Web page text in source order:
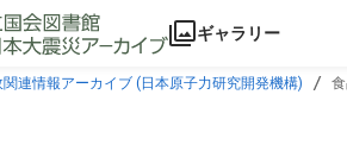
ギャラリー
連情報アーカイブ (日本原子力研究開発機構)